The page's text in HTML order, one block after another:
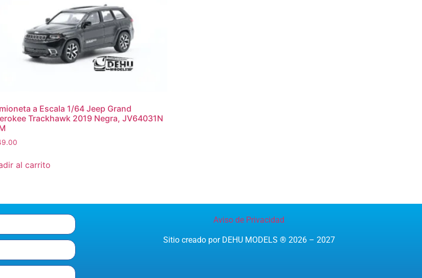
a Escala 1/64 Jeep Grand
Trackhawk 2019 Negra, JV64031N
al carrito
Aviso de Privacidad
Sitio creado por DEHU MODELS ® 2026 – 2027